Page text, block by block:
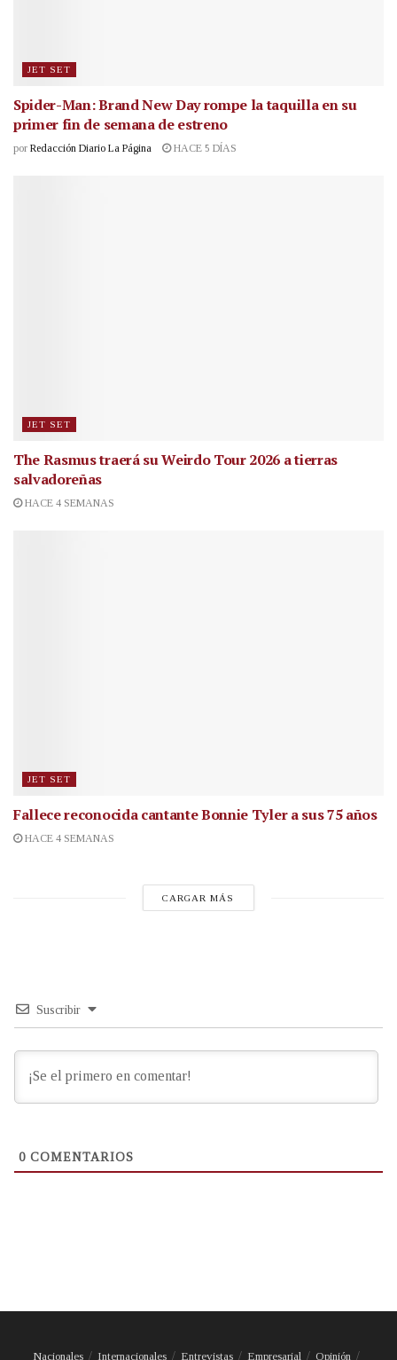
JET SET
Spider-Man: Brand New Day rompe la taquilla en su
primer fin de semana de estreno
por Redacción Diario La Página HACE 5 DÍAS
JET SET
The Rasmus traerá su Weirdo Tour 2026 a tierras
salvadoreñas
HACE 4 SEMANAS
JET SET
Fallece reconocida cantanteBonnie Tyler a sus 75 años
HACE 4 SEMANAS
CARGAR MÁS
Suscribir
0 COMENTARIOS
Nacionales Internacionales Entrevistas Empresarial Opinión